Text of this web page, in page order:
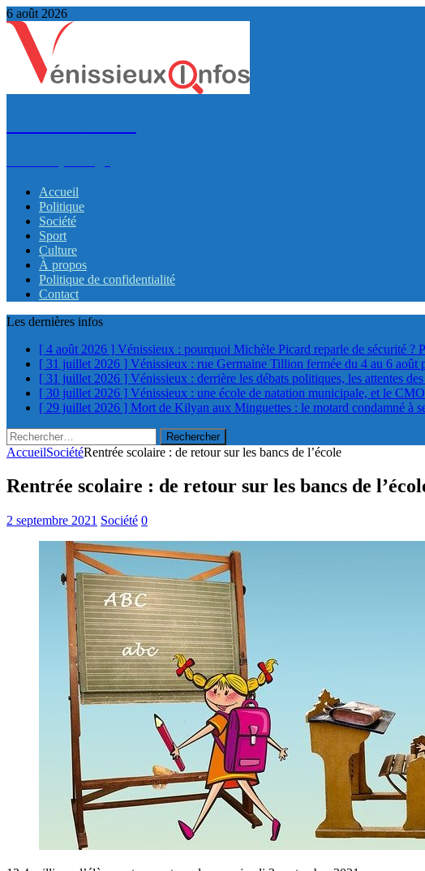
6 août 2026
Accueil
Politique
Société
Sport
Culture
À propos
Politique de confidentialité
Contact
Les dernières infos
[ 4 août 2026 ] Vénissieux : pourquoi Michèle Picard reparle de sécurité ?
[ 31 juillet 2026 ] Vénissieux : rue Germaine Tillion fermée du 4 au 6 août
[ 31 juillet 2026 ] Vénissieux : derrière les débats politiques, les attentes
[ 30 juillet 2026 ] Vénissieux : une école de natation municipale, et le
[ 29 juillet 2026 ] Mort de Kilyan aux Minguettes : le motard condamné à
Rechercher :
AccueilSociétéRentrée scolaire : de retour sur les bancs de l’école
Rentrée scolaire : de retour sur les bancs de
2 septembre 2021 Société 0